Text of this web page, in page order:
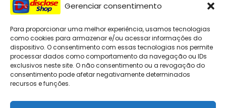
Gerenciar consentimento
Para proporcionar uma melhor experiência, usamos tecnologias
como cookies para armazenar e/ou acessar informações do
dispositivo. O consentimento com essas tecnologias nos permite
processar dados como comportamento da navegação ou IDs
exclusivos neste site. O não consentimento ou a revogação do
consentimento pode afetar negativamente determinados
recursos e funções.
Compre melhor, compra
segura!